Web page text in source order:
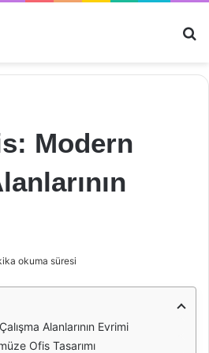
Modern
okuma süresi
Alanlarının Evrimi
Ofis Tasarımı